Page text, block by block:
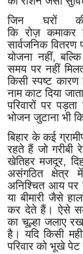
जिन घरों
कि रोज़ कमाकर
सार्वजनिक
योजना नहीं,
समय पर नहीं
किसी स्पष्ट
नाम काट दिया
परिवारों पर
भोजन जुटाना भी
बिहार के कई
रहते हैं जो गरीबी
खेतिहर मजदूर,
असंगठित
अनिश्चित आय पर
या बीमारी जैसे
कर देते हैं। ऐसे
का चूल्हा जलाए
है। यदि किसी
परिवार को भूखे